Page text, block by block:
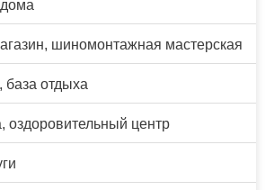
шиномонтажная мастерская
отдыха
оздоровительный центр